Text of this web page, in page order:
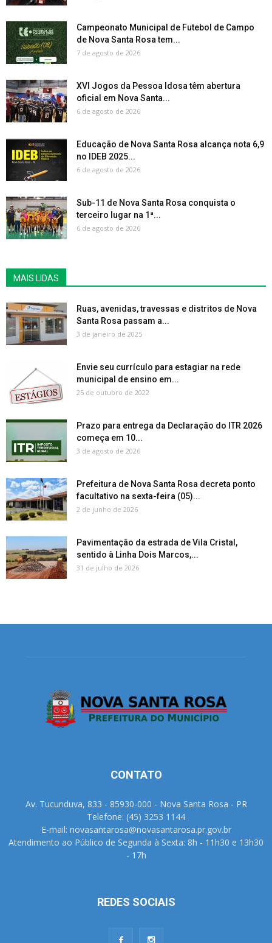
Campeonato Municipal de Futebol de Campo
de Nova Santa Rosa tem...
7 de agosto de 2026
XVI Jogos da Pessoa Idosa têm abertura
oficial em Nova Santa...
6 de agosto de 2026
Educação de Nova Santa Rosa alcança nota 6,9
no IDEB 2025...
6 de agosto de 2026
Sub-11 de Nova Santa Rosa conquista o
terceiro lugar na 1ª...
6 de agosto de 2026
MAIS LIDAS
Ruas, avenidas, travessas e distritos de Nova
Santa Rosa passam a...
3 de janeiro de 2025
Envie seu currículo para estagiar na rede
municipal de ensino em...
25 de outubro de 2022
Prazo para entrega da Declaração do ITR 2026
começa em 10...
3 de agosto de 2026
Prefeitura de Nova Santa Rosa decreta ponto
facultativo na sexta-feira (05)...
2 de junho de 2026
Pavimentação da estrada de Vila Cristal,
sentido à Linha Dois Marcos,...
31 de julho de 2026
CONTATO
Av. Tucunduva, 833 - 85930-000 - Nova Santa Rosa - PR
Telefone: (45) 3253 1144
E-mail: novasantarosa@novasantarosa.pr.gov.br
Atendimento ao Público de Segunda à Sexta: 8h - 11h30 e 13h30
- 17h
REDES SOCIAIS